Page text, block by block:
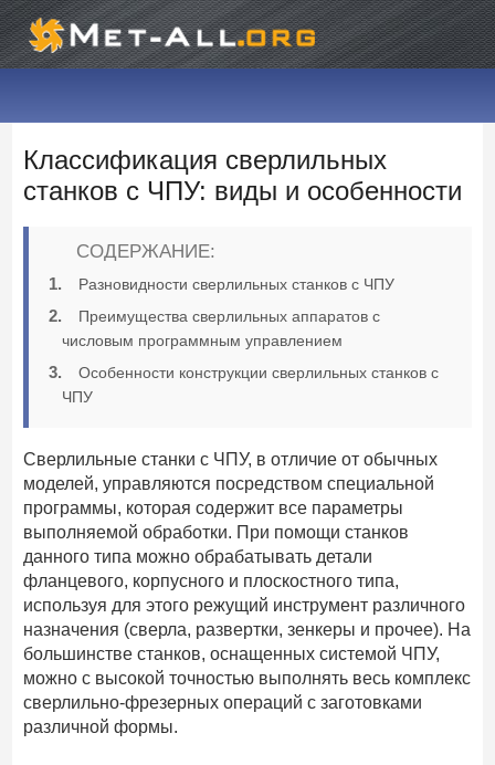
Классификация сверлильных
станков с ЧПУ: виды и особенности
СОДЕРЖАНИЕ:
Разновидности сверлильных станков с ЧПУ
Преимущества сверлильных аппаратов с
числовым программным управлением
Особенности конструкции сверлильных станков с
ЧПУ
Сверлильные станки с ЧПУ, в отличие от обычных
моделей, управляются посредством специальной
программы, которая содержит все параметры
выполняемой обработки. При помощи станков
данного типа можно обрабатывать детали
фланцевого, корпусного и плоскостного типа,
используя для этого режущий инструмент различного
назначения (сверла, развертки, зенкеры и прочее). На
большинстве станков, оснащенных системой ЧПУ,
можно с высокой точностью выполнять весь комплекс
сверлильно-фрезерных операций с заготовками
различной формы.